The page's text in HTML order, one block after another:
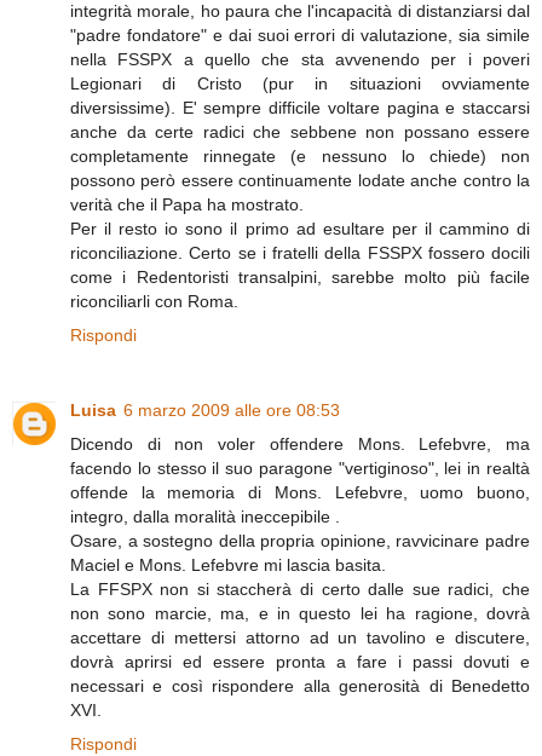
integrità morale, ho paura che l'incapacità di distanziarsi dal
"padre fondatore" e dai suoi errori di valutazione, sia simile
nella FSSPX a quello che sta avvenendo per i poveri
Legionari di Cristo (pur in situazioni ovviamente
diversissime). E' sempre difficile voltare pagina e staccarsi
anche da certe radici che sebbene non possano essere
completamente rinnegate (e nessuno lo chiede) non
possono però essere continuamente lodate anche contro la
verità che il Papa ha mostrato.
Per il resto io sono il primo ad esultare per il cammino di
riconciliazione. Certo se i fratelli della FSSPX fossero docili
come i Redentoristi transalpini, sarebbe molto più facile
riconciliarli con Roma.
Rispondi
Luisa 6 marzo 2009 alle ore 08:53
Dicendo di non voler offendere Mons. Lefebvre, ma
facendo lo stesso il suo paragone "vertiginoso", lei in realtà
offende la memoria di Mons. Lefebvre, uomo buono,
integro, dalla moralità ineccepibile .
Osare, a sostegno della propria opinione, ravvicinare padre
Maciel e Mons. Lefebvre mi lascia basita.
La FFSPX non si staccherà di certo dalle sue radici, che
non sono marcie, ma, e in questo lei ha ragione, dovrà
accettare di mettersi attorno ad un tavolino e discutere,
dovrà aprirsi ed essere pronta a fare i passi dovuti e
necessari e così rispondere alla generosità di Benedetto
XVI.
Rispondi